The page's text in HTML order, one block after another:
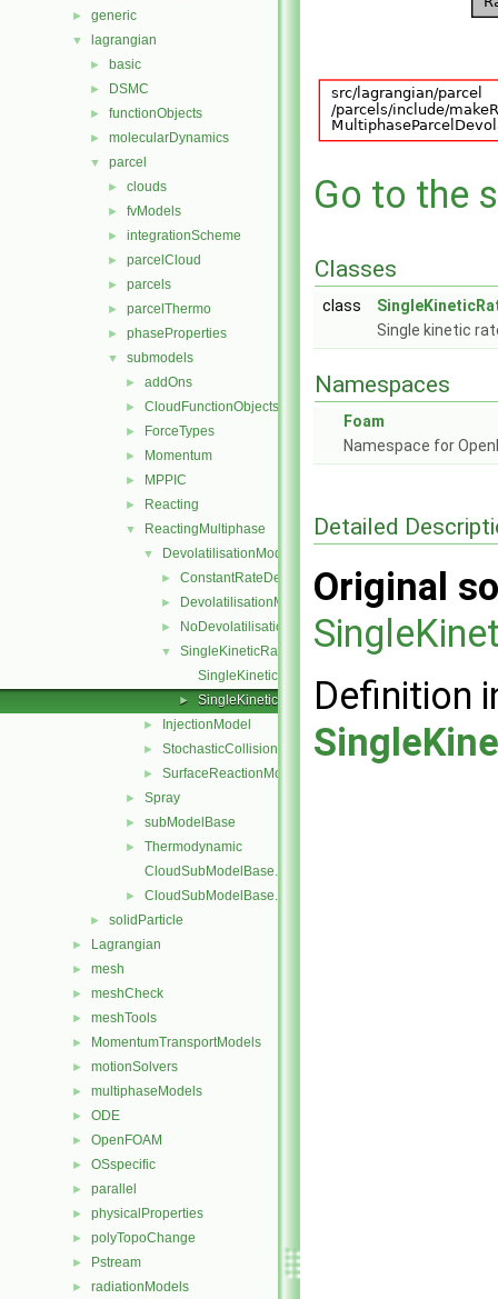
► generic
▼ lagrangian
► basic
► DSMC
► functionObjects
► molecularDynamics
▼ parcel
► clouds
► fvModels
► integrationScheme
► parcelCloud
► parcels
► parcelThermo
► phaseProperties
▼ submodels
► addOns
► CloudFunctionObjects
► ForceTypes
► Momentum
► MPPIC
► Reacting
▼ ReactingMultiphase
▼ DevolatilisationModel
► ConstantRateDevolatilisation
► DevolatilisationModel
► NoDevolatilisation
▼
SingleKineticRateDevolatilisation
SingleKineticRateDevolatilisation.C
► SingleKineticRateDevolatilisation.H
► InjectionModel
► StochasticCollision
► SurfaceReactionModel
► Spray
► subModelBase
►
Thermodynamic
CloudSubModelBase.C
► CloudSubModelBase.H
► solidParticle
► Lagrangian
► mesh
► meshCheck
► meshTools
► MomentumTransportModels
► motionSolvers
► multiphaseModels
► ODE
► OpenFOAM
► OSspecific
► parallel
► physicalProperties
► polyTopoChange
► Pstream
► radiationModels
Go to the
Classes
class
Single kinetic
Namespaces
Foam
Namespace for
Detailed
Original
Definition